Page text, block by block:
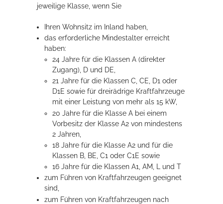
jeweilige Klasse, wenn Sie
Ihren Wohnsitz im Inland haben,
das erforderliche Mindestalter erreicht
haben:
24 Jahre für die Klassen A (direkter
Zugang), D und DE,
21 Jahre für die Klassen C, CE, D1 oder
D1E sowie für dreirädrige Kraftfahrzeuge
mit einer Leistung von mehr als 15 kW,
20 Jahre für die Klasse A bei einem
Vorbesitz der Klasse A2 von mindestens
2 Jahren,
18 Jahre für die Klasse A2 und für die
Klassen B, BE, C1 oder C1E sowie
16 Jahre für die Klassen A1, AM, L und T
zum Führen von Kraftfahrzeugen geeignet
sind,
zum Führen von Kraftfahrzeugen nach